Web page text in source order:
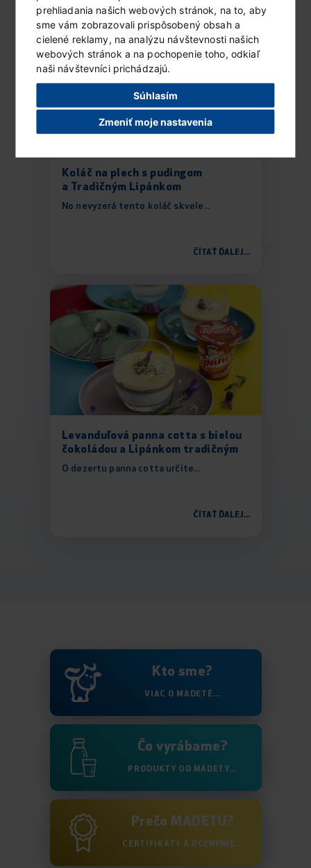
prehliadania našich webových stránok, na to, aby
sme vám zobrazovali prispôsobený obsah a
cielené reklamy, na analýzu návštevnosti našich
webových stránok a na pochopenie toho, odkiaľ
naši návštevníci prichádzajú.
Súhlasím
Zmeniť moje nastavenia
Koláč na plech s pudingom
a Tradičným Lipánkom
No nevyzerá tento koláč skvele...
ČÍTAŤ ĎALEJ...
Levanduľová panna cotta s bielou
čokoládou a Lipánkom tradičným
O dezertu panna cotta určite...
ČÍTAŤ ĎALEJ...
Kto sme?
VIAC O MADETĚ...
Čo vyrábame?
PRODUKTY OD MADETY...
Prečo MADETU?
CERTIFIKÁTY A OCENENIE...